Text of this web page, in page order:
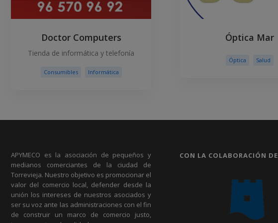
Doctor Computers
Tienda de informática y telefonía
Consumibles Informática
Óptica Mar
Óptica Salud
APYMECO es la asociación de pequeños y
medianos comerciantes de la ciudad de
Torrevieja. Nuestro objetivo es promocionar el
valor del comercio local, defender desde la
unión los intereses de nuestros asociados y
ser su voz ante las administraciones con el fin
de construir un marco de comercio justo,
CON LA COLABORACIÓN DE